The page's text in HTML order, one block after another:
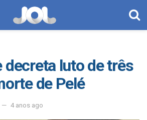
decreta luto de três
de Pelé
4 anos ago